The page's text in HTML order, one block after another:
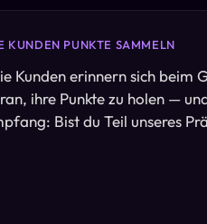
KUNDEN PUNKTE SAMMELN
Kunden erinnern sich beim
ihre Punkte zu holen —
Bist du Teil unseres